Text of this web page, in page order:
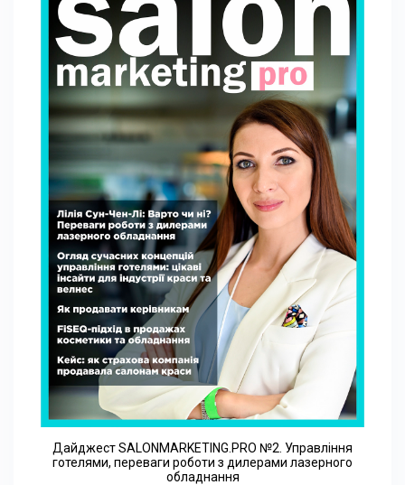
Дайджест SALONMARKETING.PRO №2. Управління
готелями, переваги роботи з дилерами лазерного
обладнання